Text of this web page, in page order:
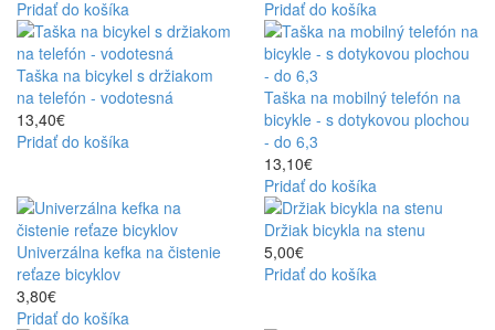
Pridať do košíka Pridať do košíka
Taška na bicykel s držiakom
na telefón - vodotesná
13,40€
Pridať do košíka
Taška na mobilný telefón na
bicykle - s dotykovou plochou
- do 6,3
13,10€
Pridať do košíka
Univerzálna kefka na čistenie
reťaze bicyklov
3,80€
Pridať do košíka
Držiak bicykla na stenu
5,00€
Pridať do košíka